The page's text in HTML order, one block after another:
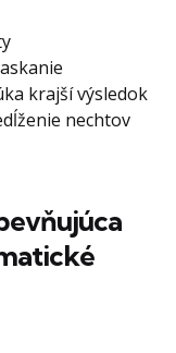
krajší výsledok
nechtov